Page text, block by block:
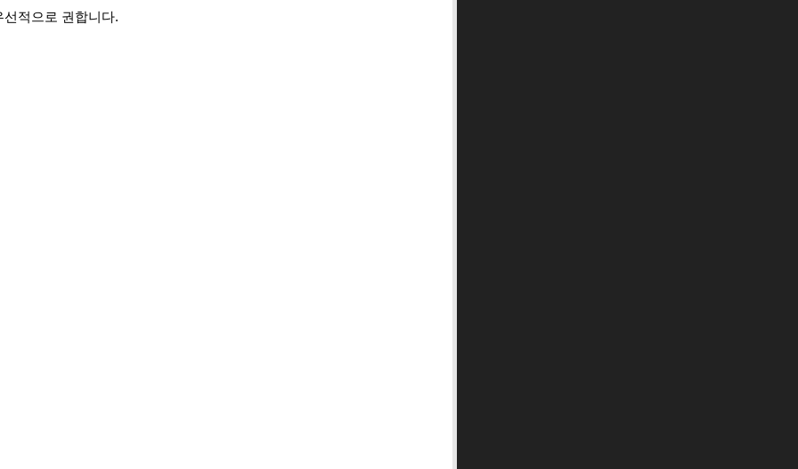
선적으로 권합니다.